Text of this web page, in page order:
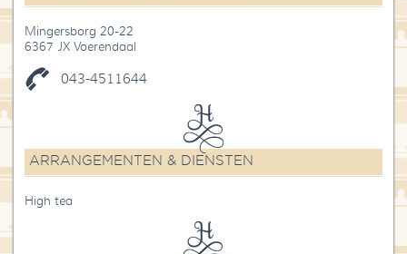
Mingersborg 20-22
6367 JX Voerendaal
043-4511644
ARRANGEMENTEN & DIENSTEN
High tea